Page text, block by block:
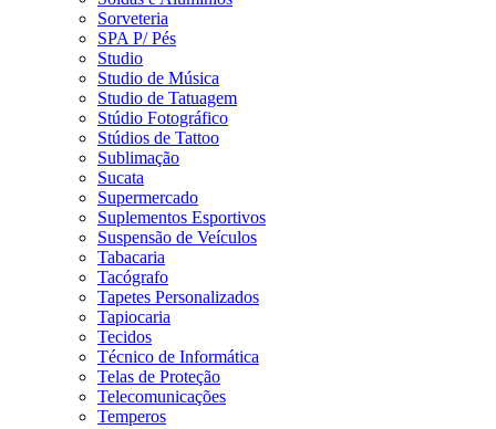
Sorveteria
SPA P/ Pés
Studio
Studio de Música
Studio de Tatuagem
Stúdio Fotográfico
Stúdios de Tattoo
Sublimação
Sucata
Supermercado
Suplementos Esportivos
Suspensão de Veículos
Tabacaria
Tacógrafo
Tapetes Personalizados
Tapiocaria
Tecidos
Técnico de Informática
Telas de Proteção
Telecomunicações
Temperos